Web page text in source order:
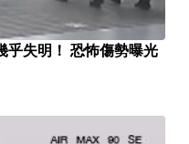
乎失明！ 恐怖傷勢曝光